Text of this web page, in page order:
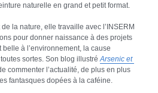
naturelle en grand et petit format.
la nature, elle travaille avec l’INSERM
pour donner naissance à des projets
à l’environnement, la cause
sortes. Son blog illustré Arsenic et
commenter l’actualité, de plus en plus
fantasques dopées à la caféine.